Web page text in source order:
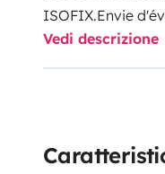
ISOFIX.Envie
conquête de nos
sillonnez notre
extérieur, frigo,
Vedi descrizione